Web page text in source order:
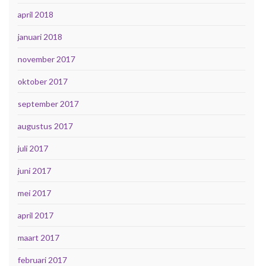
april 2018
januari 2018
november 2017
oktober 2017
september 2017
augustus 2017
juli 2017
juni 2017
mei 2017
april 2017
maart 2017
februari 2017